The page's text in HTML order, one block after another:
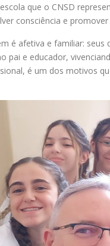
que o CNSD
consciência e
é afetiva e familiar:
pai e educador,
é um dos motivos